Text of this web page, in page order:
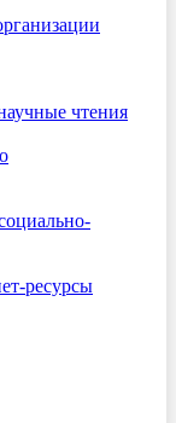
чтения
ресурсы